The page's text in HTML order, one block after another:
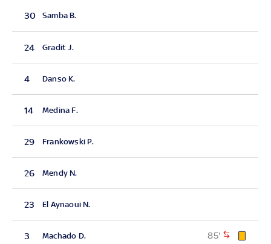
30 Samba B.
24 Gradit J.
4 Danso K.
14 Medina F.
29 Frankowski P.
26 Mendy N.
23 El Aynaoui N.
3 Machado D. 85'